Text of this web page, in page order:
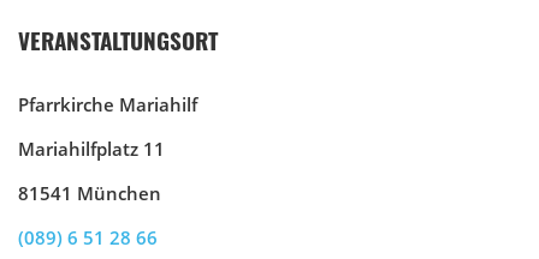
VERANSTALTUNGSORT
Pfarrkirche Mariahilf
Mariahilfplatz 11
81541 München
(089) 6 51 28 66